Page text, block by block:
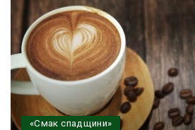
«Смак спадщини»